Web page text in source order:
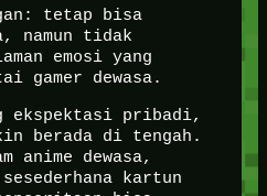
tetap bisa
namun tidak
emosi yang
gamer dewasa.
ekspektasi pribadi,
berada di tengah.
anime dewasa,
kartun